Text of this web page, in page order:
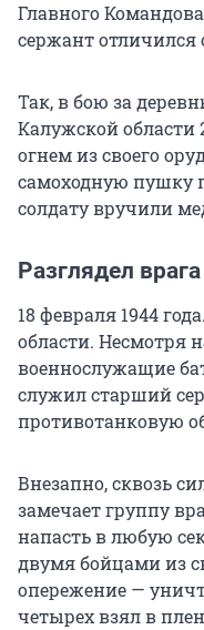
Главного
сержант
Так, в бою за
Калужской области
огнем из своего
самоходную пушку
солдату вручили
Разглядел
18 февраля 1944
области. Несмотря
военнослужащие
служил старший
противотанковую
Внезапно, сквозь
замечает группу
напасть в любую
двумя бойцами из
опережение —
четырех взял в